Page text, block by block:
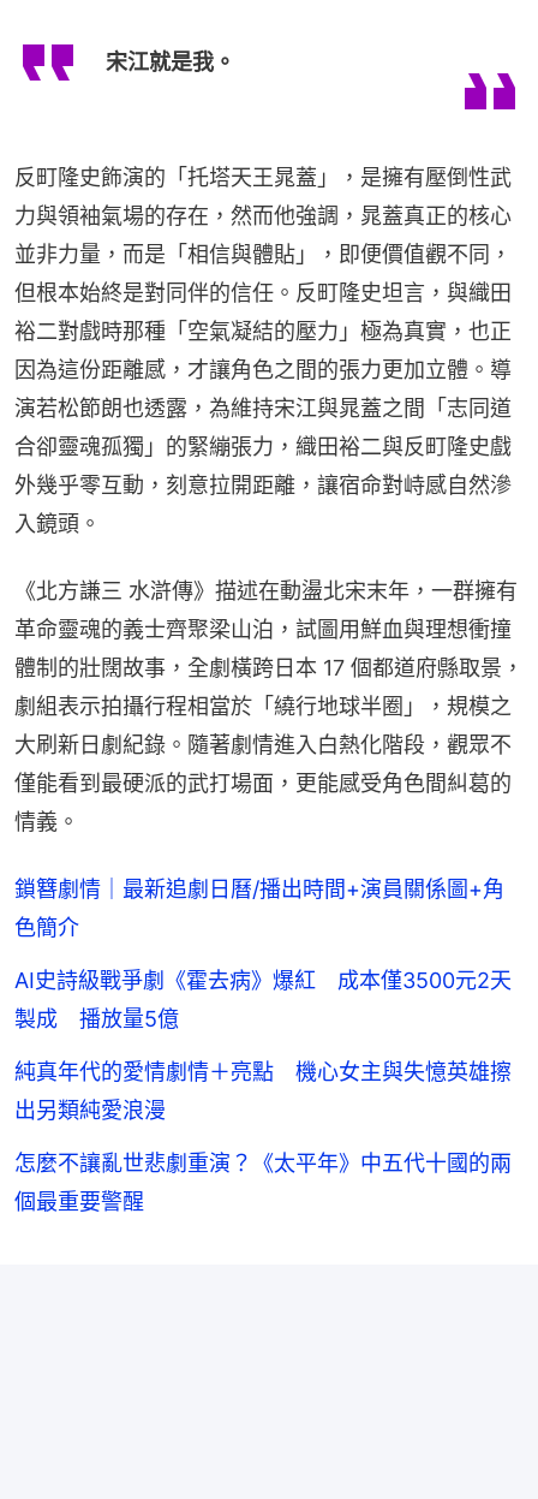
宋江就是我。
反町隆史飾演的「托塔天王晁蓋」，是擁有壓倒性武
力與領袖氣場的存在，然而他強調，晁蓋真正的核心
並非力量，而是「相信與體貼」，即便價值觀不同，
但根本始終是對同伴的信任。反町隆史坦言，與織田
裕二對戲時那種「空氣凝結的壓力」極為真實，也正
因為這份距離感，才讓角色之間的張力更加立體。導
演若松節朗也透露，為維持宋江與晁蓋之間「志同道
合卻靈魂孤獨」的緊繃張力，織田裕二與反町隆史戲
外幾乎零互動，刻意拉開距離，讓宿命對峙感自然滲
入鏡頭。
《北方謙三 水滸傳》描述在動盪北宋末年，一群擁有
革命靈魂的義士齊聚梁山泊，試圖用鮮血與理想衝撞
體制的壯闊故事，全劇橫跨日本 17 個都道府縣取景，
劇組表示拍攝行程相當於「繞行地球半圈」，規模之
大刷新日劇紀錄。隨著劇情進入白熱化階段，觀眾不
僅能看到最硬派的武打場面，更能感受角色間糾葛的
情義。
鎖簪劇情｜最新追劇日曆/播出時間+演員關係圖+角
色簡介
AI史詩級戰爭劇《霍去病》爆紅 成本僅3500元2天
製成 播放量5億
純真年代的愛情劇情＋亮點 機心女主與失憶英雄擦
出另類純愛浪漫
怎麼不讓亂世悲劇重演？《太平年》中五代十國的兩
個最重要警醒